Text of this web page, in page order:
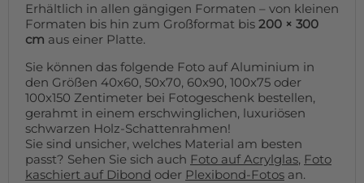
Erhältlich in allen gängigen Formaten – von kleinen
Formaten bis hin zum Großformat bis 200 × 300
cm aus einer Platte.
Sie können das folgende Foto auf Aluminium in
den Größen 40x60, 50x70, 60x90, 100x75 oder
100x150 Zentimeter bei Fotogeschenk bestellen,
gerahmt in einem erschwinglichen, luxuriösen
schwarzen Holz-Schattenrahmen!
Sie sind unsicher, welches Material am besten
passt? Sehen Sie sich auch Foto auf Acrylglas, Foto
kaschiert auf Dibond oder Plexibond-Fotos an.